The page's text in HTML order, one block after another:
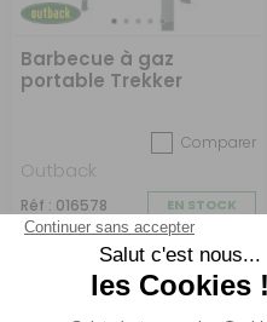
Barbecue à gaz
portable Trekker
Comparer
Outback
Réf : 016578 EN STOCK